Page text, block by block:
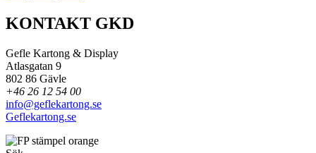
KONTAKT GKD
Gefle Kartong & Display
Atlasgatan 9
802 86 Gävle
+46 26 12 54 00
info@geflekartong.se
Geflekartong.se